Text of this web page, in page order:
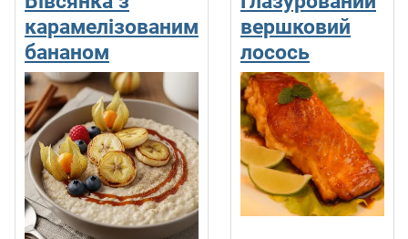
карамелізованим
бананом
вершковий
лосось